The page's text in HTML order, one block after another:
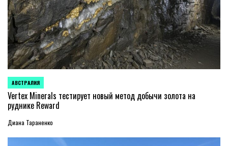
ОПУБЛИКОВАНО
В
АВСТРАЛИЯ
Vertex Minerals тестирует новый метод добычи золота на
руднике Reward
Диана Тараненко